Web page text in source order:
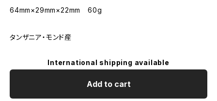
64mm×29mm×22mm 60g
タンザニア・モンド産
International shipping available
Add to cart